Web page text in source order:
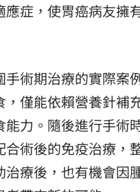
症，使胃癌病友
術期治療的實際案
僅能依賴營養針補
力。隨後進行手術
術後的免疫治療，
療後，也有機會因